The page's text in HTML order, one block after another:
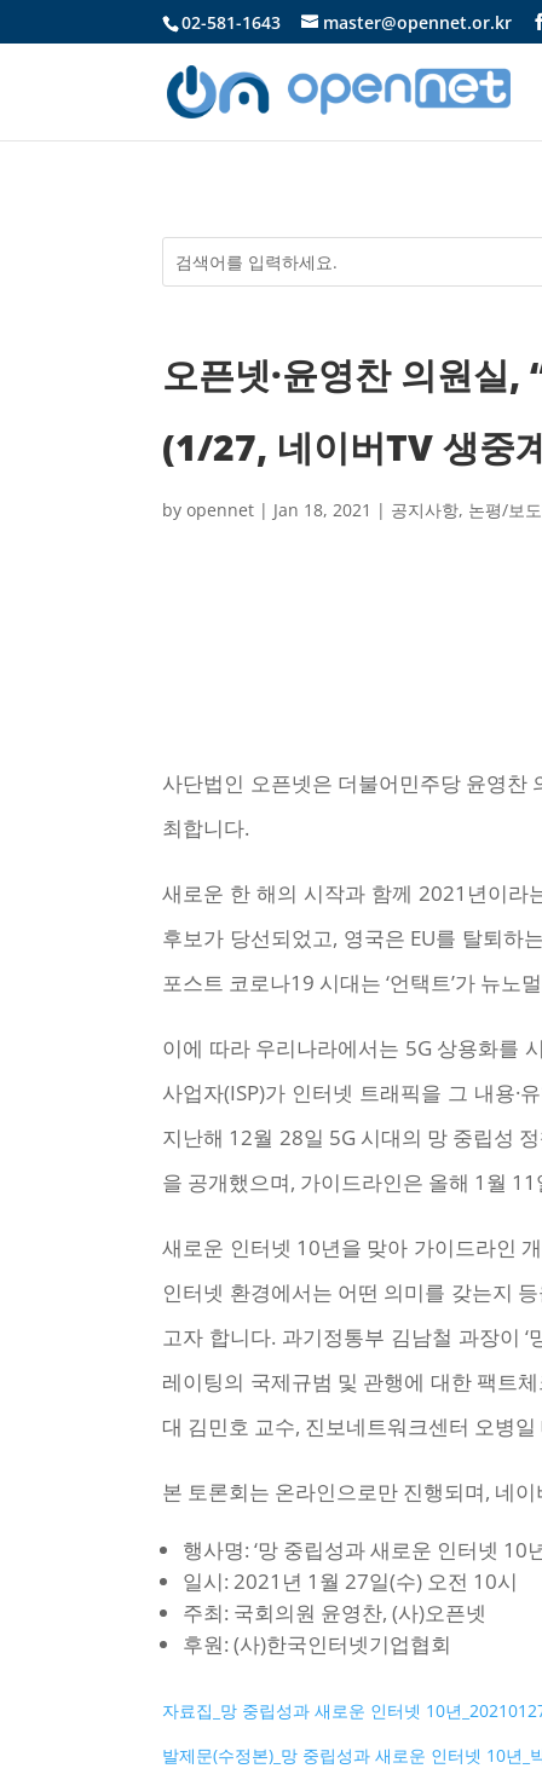
02-581-1643 master@opennet.or.kr
오픈넷·윤영찬 의원실
(1/27, 네이버TV 생중
byopennet | Jan 18, 2021 | 공지사항, 논평/보
사단법인 오픈넷은 더불어민주당 윤영찬
최합니다.
새로운 한 해의 시작과 함께 2021년이라
후보가 당선되었고, 영국은 EU를 탈퇴하
포스트 코로나19 시대는 ‘언택트’가 뉴노
이에 따라 우리나라에서는 5G 상용화를
사업자(ISP)가 인터넷 트래픽을 그 내용·
지난해 12월 28일 5G 시대의 망 중립성
을 공개했으며, 가이드라인은 올해 1월
새로운 인터넷 10년을 맞아 가이드라인
인터넷 환경에서는 어떤 의미를 갖는지
고자 합니다. 과기정통부 김남철 과장이
레이팅의 국제규범 및 관행에 대한 팩트
대 김민호 교수, 진보네트워크센터 오병
본 토론회는 온라인으로만 진행되며, 네이
행사명: ‘망 중립성과 새로운 인터넷 10
일시: 2021년 1월 27일(수) 오전 10시
주최: 국회의원 윤영찬, (사)오픈넷
후원: (사)한국인터넷기업협회
자료집_망 중립성과 새로운 인터넷 10년
발제문(수정본)_망 중립성과 새로운 인터넷 10년_